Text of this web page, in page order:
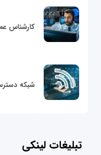
کارشناس
شبکه
تبلیغات لینکی